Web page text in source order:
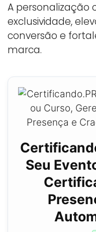
A personalização
exclusividade,
conversão e
marca.
Seu